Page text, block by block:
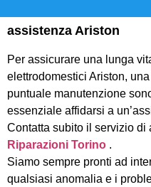
assistenza Ariston
Per assicurare una lunga
elettrodomestici Ariston,
puntuale manutenzione
essenziale affidarsi a
Contatta subito il servizio di
Riparazioni Torino .
Siamo sempre pronti ad
qualsiasi anomalia e i